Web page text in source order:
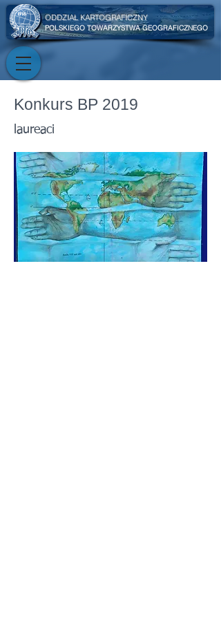
ODDZIAŁ KARTOGRAFICZNY
POLSKIEGO TOWARZYSTWA GEOGRAFICZNEGO
Konkurs BP 2019
laureaci